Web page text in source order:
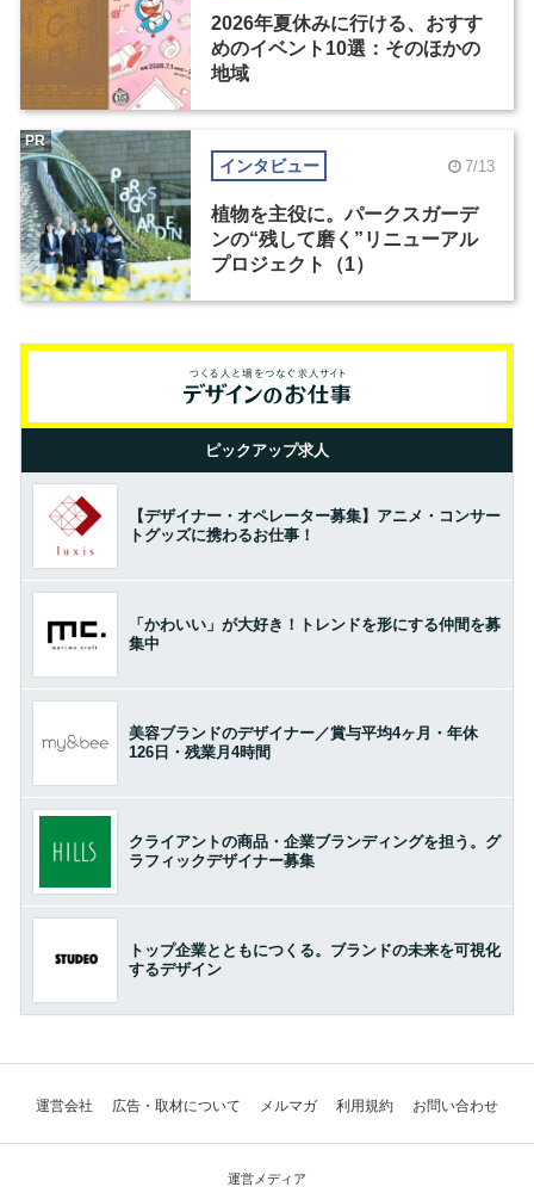
2026年夏休みに行ける、おすす
めのイベント10選：そのほかの
地域
インタビュー 7/13
植物を主役に。パークスガーデ
ンの“残して磨く”リニューアル
プロジェクト（1）
PR
ピックアップ求人
【デザイナー・オペレーター募集】アニメ・コンサー
トグッズに携わるお仕事！
「かわいい」が大好き！トレンドを形にする仲間を募
集中
美容ブランドのデザイナー／賞与平均4ヶ月・年休
126日・残業月4時間
クライアントの商品・企業ブランディングを担う。グ
ラフィックデザイナー募集
トップ企業とともにつくる。ブランドの未来を可視化
するデザイン
運営会社 広告・取材について メルマガ 利用規約 お問い合わせ
運営メディア